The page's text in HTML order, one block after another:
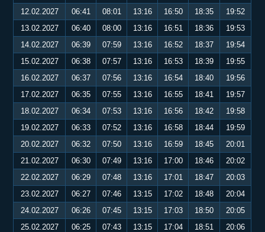
12.02.2027
06:41 08:01 13:16 16:50 18:35
19:52
13.02.2027
06:40 08:00 13:16 16:51 18:36
19:53
14.02.2027
06:39 07:59 13:16 16:52 18:37
19:54
15.02.2027
06:38 07:57 13:16 16:53 18:39
19:55
16.02.2027
06:37 07:56 13:16 16:54 18:40
19:56
17.02.2027
06:35 07:55 13:16 16:55 18:41
19:57
18.02.2027
06:34 07:53 13:16 16:56 18:42
19:58
19.02.2027
06:33 07:52 13:16 16:58 18:44
19:59
20.02.2027
06:32 07:50 13:16 16:59 18:45
20:01
21.02.2027
06:30 07:49 13:16 17:00 18:46
20:02
22.02.2027
06:29 07:48 13:16 17:01 18:47
20:03
23.02.2027
06:27 07:46 13:15 17:02 18:48
20:04
24.02.2027
06:26 07:45 13:15 17:03 18:50
20:05
25.02.2027
06:25 07:43 13:15 17:04 18:51
20:06